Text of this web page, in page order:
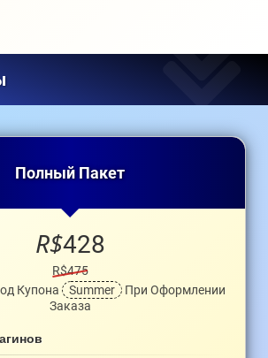
Полный Пакет
R$428
R$475
Купона
Summer При Оформлении
Заказа